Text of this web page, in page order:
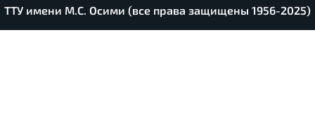
ТТУ имени М.С. Осими (все права защищены 1956-2025)